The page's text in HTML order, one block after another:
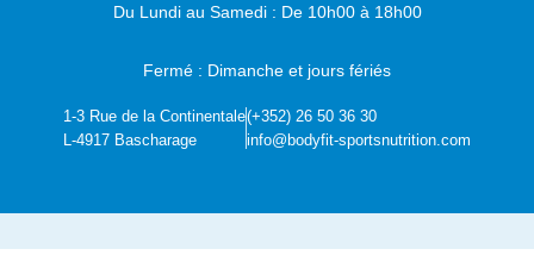
Du Lundi au Samedi : De 10h00 à 18h00
Fermé : Dimanche et jours fériés
1-3 Rue de la Continentale
L-4917 Bascharage
(+352) 26 50 36 30
info@bodyfit-sportsnutrition.com